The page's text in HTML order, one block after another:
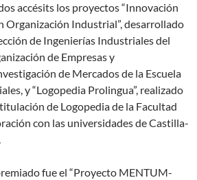
accésits los proyectos “Innovación
Organización Industrial”, desarrollado
de Ingenierías Industriales del
de Empresas y
de Mercados de la Escuela
y “Logopedia Prolingua”, realizado
de Logopedia de la Facultad
con las universidades de Castilla-
fue el “Proyecto MENTUM-